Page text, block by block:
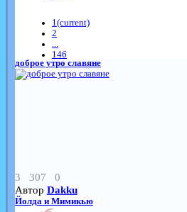
1(current)
2
...
146
доброе утро славяне
3 307 0
Автор Dakku
Йолда и Мимикью